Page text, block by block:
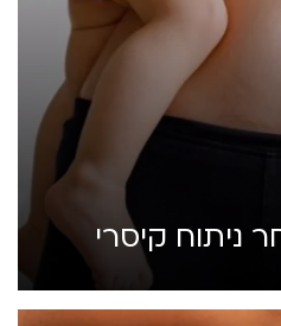
ניתוח קיסרי